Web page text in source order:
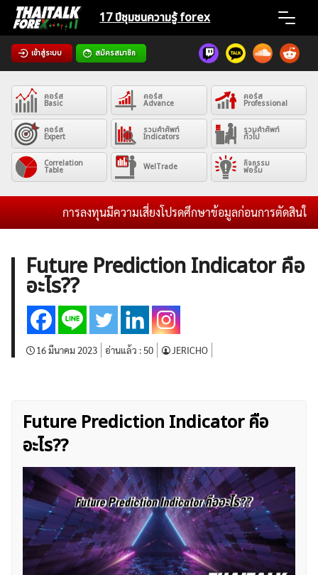
Skip
content
17 ปีชุมชนความรู้ forex
เข้าสู่ระบบ สมัครสมาชิก
Home
News
Articles
VPS Register
ค้นหา
สำหรับ:
คอร์ส
Basic
คอร์ส
Advance
คอร์ส
Professional
คอร์ส
Expert
รวมคำศัพท์
Indicators
รวมคำศัพท์
ทั่วไป
Correlation
Table WelTrade กิจกรรม
ฟอรั่ม
การลงทุนมีความเสี่ยงโปรดศึกษาข้อมูลก่อนการตัดสินใจล
Future Prediction Indicator คือ
อะไร??
16 มีนาคม 2023 อ่านแล้ว :50 JERICHO
Future Prediction Indicator คือ
อะไร??